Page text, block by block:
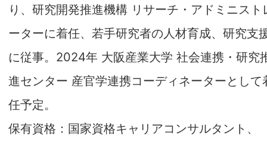
り、研究開発推進機構 リサーチ・アドミニスト
ーターに着任、若手研究者の人材育成、研究支
に従事。2024年 大阪産業大学 社会連携・研究
進センター 産官学連携コーディネーターとして
任予定。
保有資格：国家資格キャリアコンサルタント、